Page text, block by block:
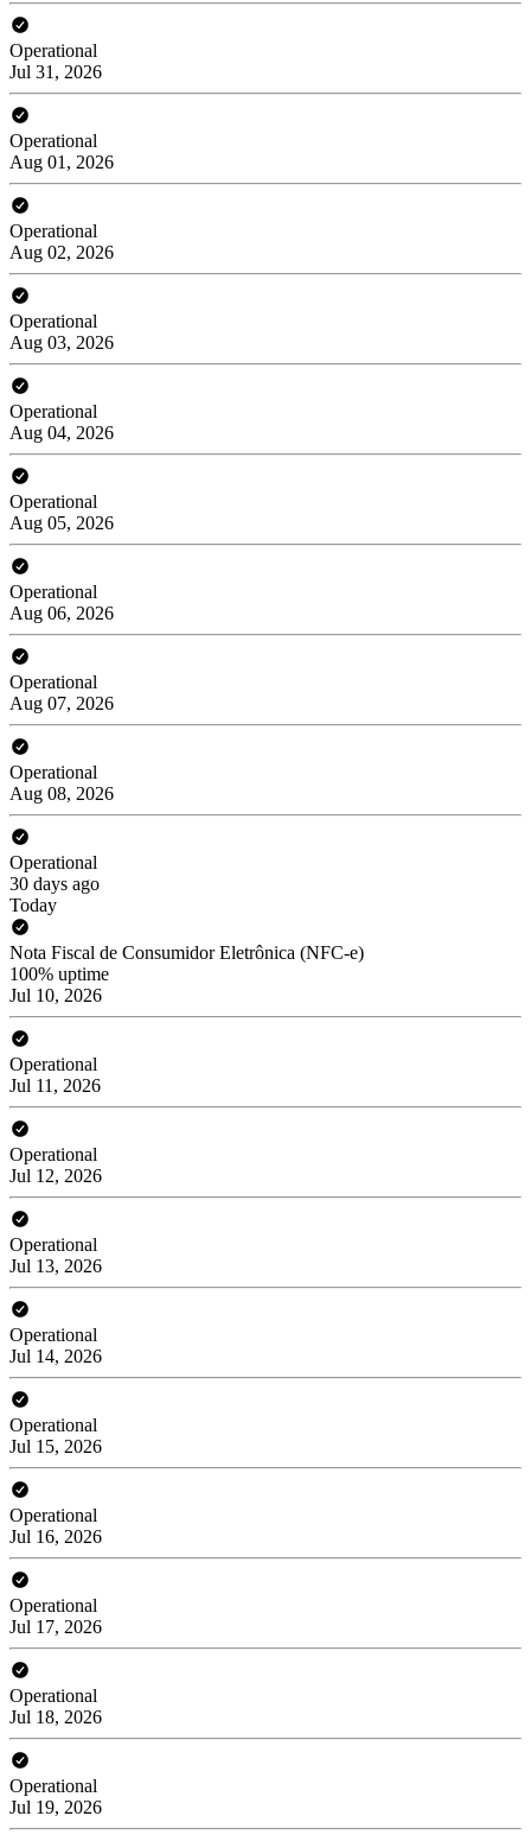
Operational
Jul 31, 2026
Operational
Aug 01, 2026
Operational
Aug 02, 2026
Operational
Aug 03, 2026
Operational
Aug 04, 2026
Operational
Aug 05, 2026
Operational
Aug 06, 2026
Operational
Aug 07, 2026
Operational
Aug 08, 2026
Operational
30 days ago
Today
Nota Fiscal de Consumidor Eletrônica (NFC-e)
100% uptime
Jul 10, 2026
Operational
Jul 11, 2026
Operational
Jul 12, 2026
Operational
Jul 13, 2026
Operational
Jul 14, 2026
Operational
Jul 15, 2026
Operational
Jul 16, 2026
Operational
Jul 17, 2026
Operational
Jul 18, 2026
Operational
Jul 19, 2026